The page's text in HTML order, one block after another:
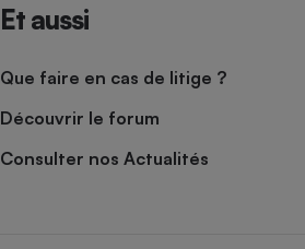
Et aussi
Que faire en cas de litige ?
Découvrir le forum
Consulter nos Actualités